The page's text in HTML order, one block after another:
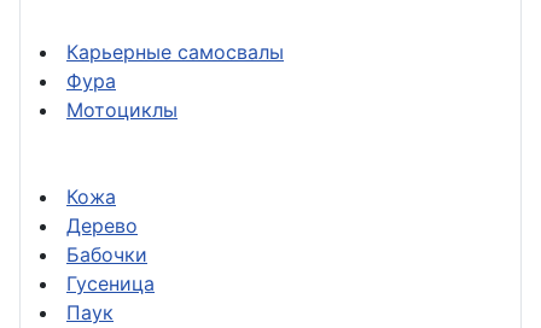
Карьерные самосвалы
Фура
Мотоциклы
Кожа
Дерево
Бабочки
Гусеница
Паук